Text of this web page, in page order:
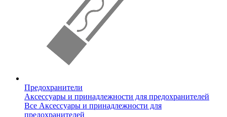
Предохранители
Аксессуары и принадлежности для предохранителей
Все Аксессуары и принадлежности для
предохранителей